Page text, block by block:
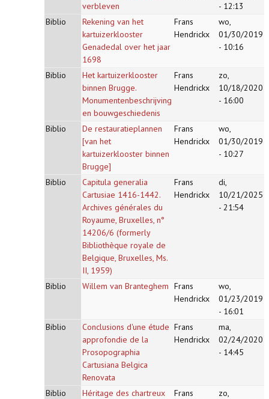
verbleven
- 12:13
Biblio
Rekening van het
kartuizerklooster
Genadedal over het jaar
1698
Frans
Hendrickx
wo,
01/30/2019
- 10:16
Biblio
Het kartuizerklooster
binnen Brugge.
Monumentenbeschrijving
en bouwgeschiedenis
Frans
Hendrickx
zo,
10/18/2020
- 16:00
Biblio
De restauratieplannen
[van het
kartuizerklooster binnen
Brugge]
Frans
Hendrickx
wo,
01/30/2019
- 10:27
Biblio
Capitula generalia
Cartusiae 1416-1442.
Archives générales du
Royaume, Bruxelles, n°
14206/6 (formerly
Bibliothèque royale de
Belgique, Bruxelles, Ms.
II, 1959)
Frans
Hendrickx
di,
10/21/2025
- 21:54
Biblio Willem van Branteghem Frans
Hendrickx
wo,
01/23/2019
- 16:01
Biblio
Conclusions d'une étude
approfondie de la
Prosopographia
Cartusiana Belgica
Renovata
Frans
Hendrickx
ma,
02/24/2020
- 14:45
Biblio
Héritage des chartreux
Frans
zo,